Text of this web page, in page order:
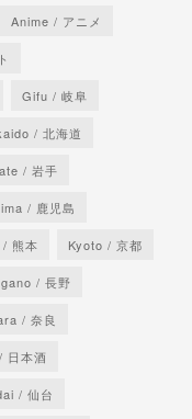
Anime / アニメ
Gifu / 岐阜
/ 北海道
/ 岩手
/ 鹿児島
熊本 Kyoto / 京都
/ 長野
/ 奈良
日本酒
/ 仙台